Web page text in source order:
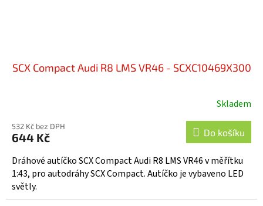
SCX Compact Audi R8 LMS VR46 - SCXC10469X300
Skladem
532 Kč bez DPH
644 Kč Do košíku
Dráhové autíčko SCX Compact Audi R8 LMS VR46 v měřítku
1:43, pro autodráhy SCX Compact. Autíčko je vybaveno LED
světly.